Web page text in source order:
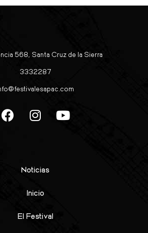
568, Santa Cruz de la Sierra
3332287
Noticias
Inicio
El Festival